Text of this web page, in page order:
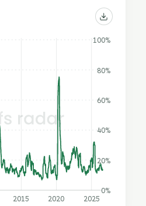
0%
20%
40%
60%
80%
100%
2015 2020 2025